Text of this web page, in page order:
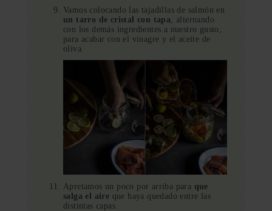
Vamos colocando las tajadillas de salmón en
un tarro de cristal con tapa, alternando
con los demás ingredientes a nuestro gusto,
para acabar con el vinagre y el aceite de
oliva.
Apretamos un poco por arriba para que
salga el aire que haya quedado entre las
distintas capas.